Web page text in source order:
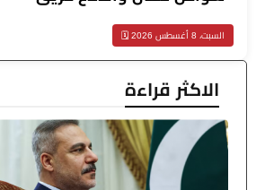
السبت، 8 أغسطس 2026 🗓️
الاكثر قراءة